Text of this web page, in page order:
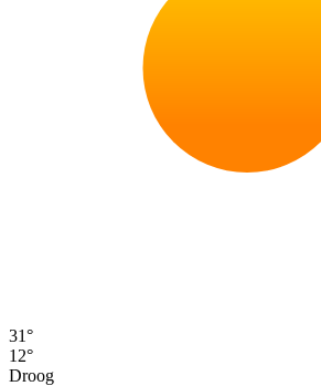
31°
12°
Droog